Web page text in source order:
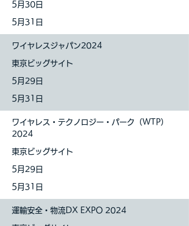
5月30 日
5月31 日
ワイヤレスジャパン2024
東京ビッグサイト
5月29 日
5月31 日
ワイヤレス・テクノロジー・パーク（WTP）
2024
東京ビッグサイト
5月29 日
5月31 日
運輸安全・物流DX EXPO 2024